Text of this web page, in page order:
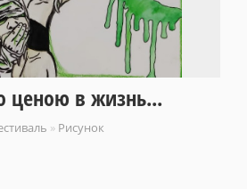
ценою в жизнь...
» Рисунок